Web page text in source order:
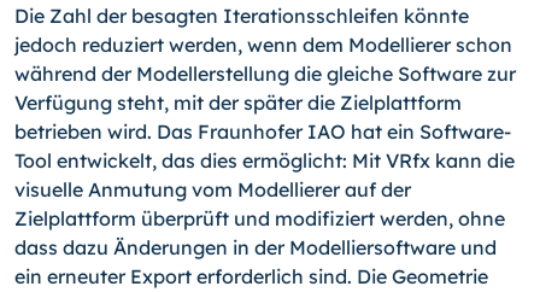
Die Zahl der besagten Iterationsschleifen könnte
jedoch reduziert werden, wenn dem Modellierer schon
während der Modellerstellung die gleiche Software zur
Verfügung steht, mit der später die Zielplattform
betrieben wird. Das Fraunhofer IAO hat ein Software-
Tool entwickelt, das dies ermöglicht: Mit VRfx kann die
visuelle Anmutung vom Modellierer auf der
Zielplattform überprüft und modifiziert werden, ohne
dass dazu Änderungen in der Modelliersoftware und
ein erneuter Export erforderlich sind. Die Geometrie